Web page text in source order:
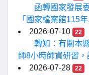
函轉國家發展
「國家檔案館115年
2026-07-10
22
轉知：有關本
師8小時師資研習，
2026-07-28
22